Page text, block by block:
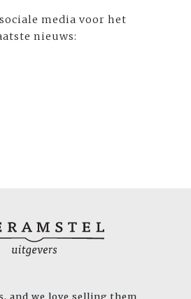
media voor het
nieuws:
and we love selling them